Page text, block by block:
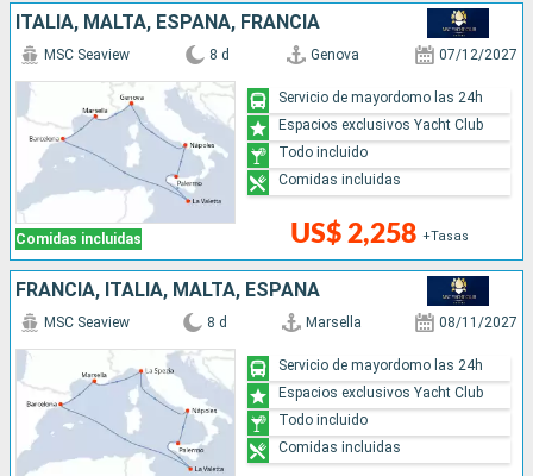
ITALIA, MALTA, ESPAÑA, FRANCIA
Comidas incluidas
MSC Seaview 8 d Genova 07/12/2027
US$ 2,258 +Tasas
Servicio de mayordomo las 24h
Espacios exclusivos Yacht Club
Todo incluido
Comidas incluidas
FRANCIA, ITALIA, MALTA, ESPAÑA
MSC Seaview 8 d Marsella 08/11/2027
Servicio de mayordomo las 24h
Espacios exclusivos Yacht Club
Todo incluido
Comidas incluidas